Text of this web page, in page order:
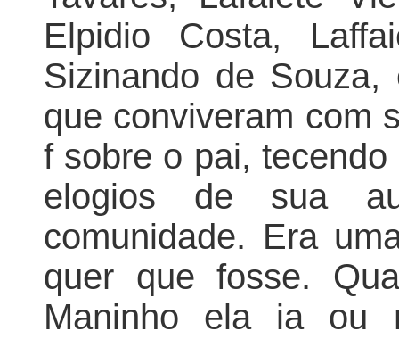
Elpidio Costa,
Sizinando de
que conviveram com
f sobre o pai,
elogios de sua
comunidade. Era
quer que fosse.
Maninho ela ia ou